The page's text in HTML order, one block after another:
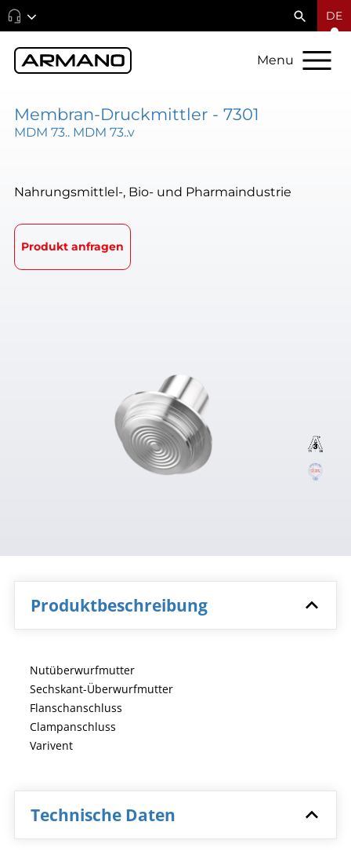
DE
Menu
Membran-Druckmittler - 7301
MDM 73.. MDM 73..v
Nahrungsmittlel-, Bio- und Pharmaindustrie
Produkt anfragen
Produktbeschreibung
Nutüberwurfmutter
Sechskant-Überwurfmutter
Flanschanschluss
Clampanschluss
Varivent
Technische Daten